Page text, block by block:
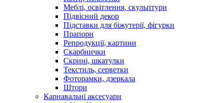
Меблі, освітлення, скульптури
Підвісний декор
Підставки для біжутерії, фігурки
Прапори
Репродукції, картини
Скарбнички
Скрині, шкатулки
Текстиль, серветки
Фоторамки, дзеркала
Штори
Карнавальні аксесуари